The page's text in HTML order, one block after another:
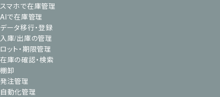
スマホで在庫管理
AIで在庫管理
データ移行・登録
入庫/出庫の管理
ロット・期限管理
在庫の確認・検索
棚卸
発注管理
自動化管理